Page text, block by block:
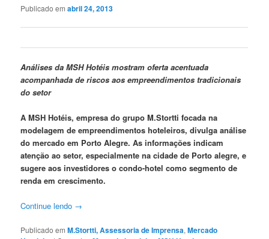
Publicado emabril 24, 2013
Análises da MSH Hotéis mostram oferta acentuada
acompanhada de riscos aos empreendimentos tradicionais
do setor
A MSH Hotéis, empresa do grupo M.Stortti focada na
modelagem de empreendimentos hoteleiros, divulga análise
do mercado em Porto Alegre. As informações indicam
atenção ao setor, especialmente na cidade de Porto alegre, e
sugere aos investidores o condo-hotel como segmento de
renda em crescimento.
Continue lendo →
Publicado em M.Stortti, Assessoria de Imprensa,Mercado